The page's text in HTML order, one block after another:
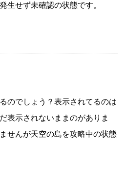
生せず未確認の状態です。
のでしょう？表示されてるのは
表示されないままのがありま
せんが天空の島を攻略中の状態